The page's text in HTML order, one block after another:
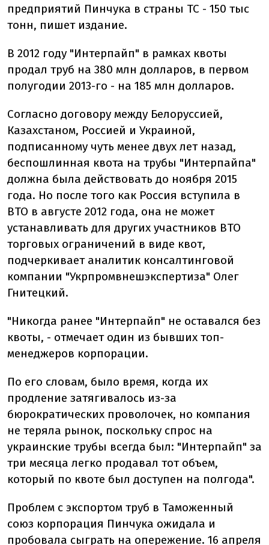
предприятий Пинчука в страны ТС - 150 тыс
тонн, пишет издание.
В 2012 году "Интерпайп" в рамках квоты
продал труб на 380 млн долларов, в первом
полугодии 2013-го - на 185 млн долларов.
Согласно договору между Белоруссией,
Казахстаном, Россией и Украиной,
подписанному чуть менее двух лет назад,
беспошлинная квота на трубы "Интерпайпа"
должна была действовать до ноября 2015
года. Но после того как Россия вступила в
ВТО в августе 2012 года, она не может
устанавливать для других участников ВТО
торговых ограничений в виде квот,
подчеркивает аналитик консалтинговой
компании "Укрпромвнешэкспертиза" Олег
Гнитецкий.
"Никогда ранее "Интерпайп" не оставался без
квоты, - отмечает один из бывших топ-
менеджеров корпорации.
По его словам, было время, когда их
продление затягивалось из-за
бюрократических проволочек, но компания
не теряла рынок, поскольку спрос на
украинские трубы всегда был: "Интерпайп" за
три месяца легко продавал тот объем,
который по квоте был доступен на полгода".
Проблем с экспортом труб в Таможенный
союз корпорация Пинчука ожидала и
пробовала сыграть на опережение. 16 апреля